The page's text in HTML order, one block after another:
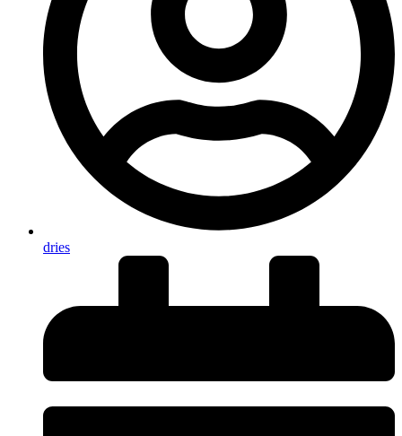
dries